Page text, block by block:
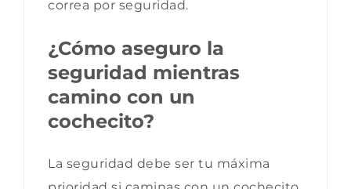
correa por seguridad.
¿Cómo aseguro la
seguridad mientras
camino con un
cochecito?
La seguridad debe ser tu máxima